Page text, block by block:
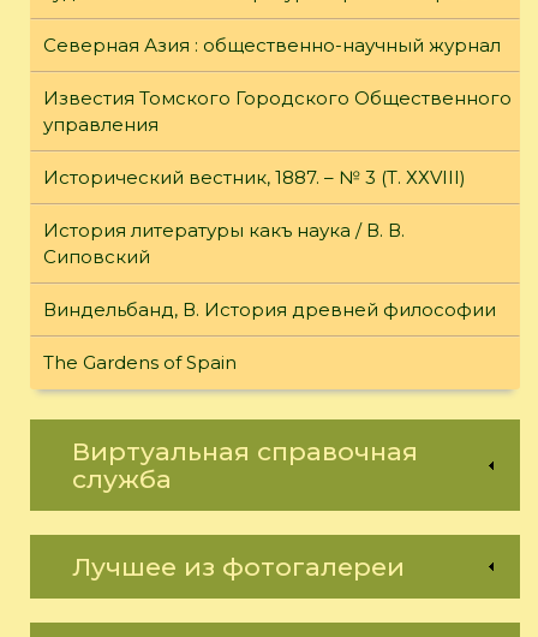
Северная Азия : общественно-научный журнал
Известия Томского Городского Общественного
управления
Исторический вестник, 1887. – № 3 (Т. ХХVIII)
История литературы какъ наука / В. В.
Сиповский
Виндельбанд, В. История древней философии
The Gardens of Spain
Виртуальная справочная
служба
Лучшее из фотогалереи